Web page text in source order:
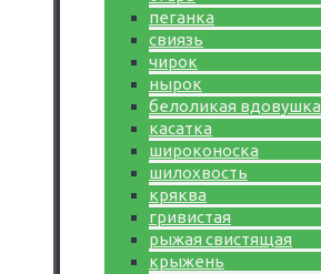
пеганка
свиязь
чирок
нырок
белоликая вдовушка
касатка
широконоска
шилохвость
кряква
гривистая
рыжая свистящая
крыжень